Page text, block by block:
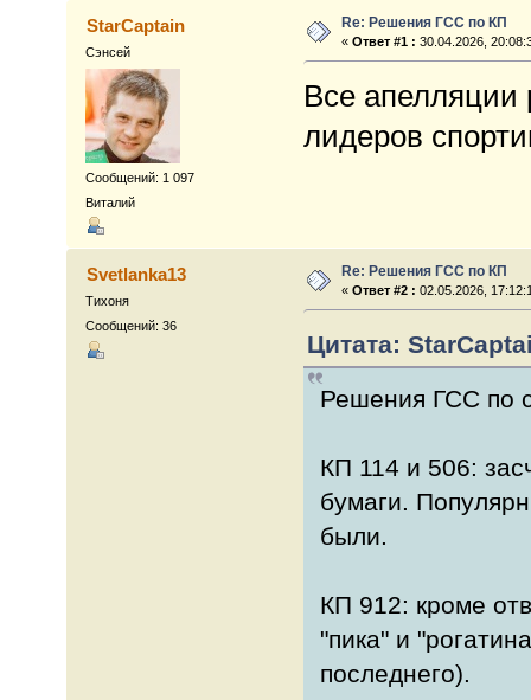
StarCaptain
Сэнсей
Сообщений: 1 097
Виталий
Re: Решения ГСС по КП
«Ответ #1 : 30.04.2026,
Все апелляции
лидеров
Svetlanka13
Тихоня
Сообщений: 36
Re: Решения ГСС по КП
«Ответ #2 : 02.05.2026,
Цитата:
Решения ГСС по
КП 114 и 506:
бумаги.
были.
КП 912: кроме
"пика" и
последнего).